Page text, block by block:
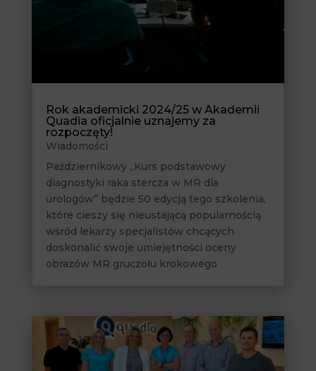
Rok akademicki 2024/25 w Akademii
Quadia oficjalnie uznajemy za
rozpoczęty!
Wiadomości
Październikowy „Kurs podstawowy
diagnostyki raka stercza w MR dla
urologów” będzie 50 edycją tego szkolenia,
które cieszy się nieustającą popularnością
wśród lekarzy specjalistów chcących
doskonalić swoje umiejętności oceny
obrazów MR gruczołu krokowego